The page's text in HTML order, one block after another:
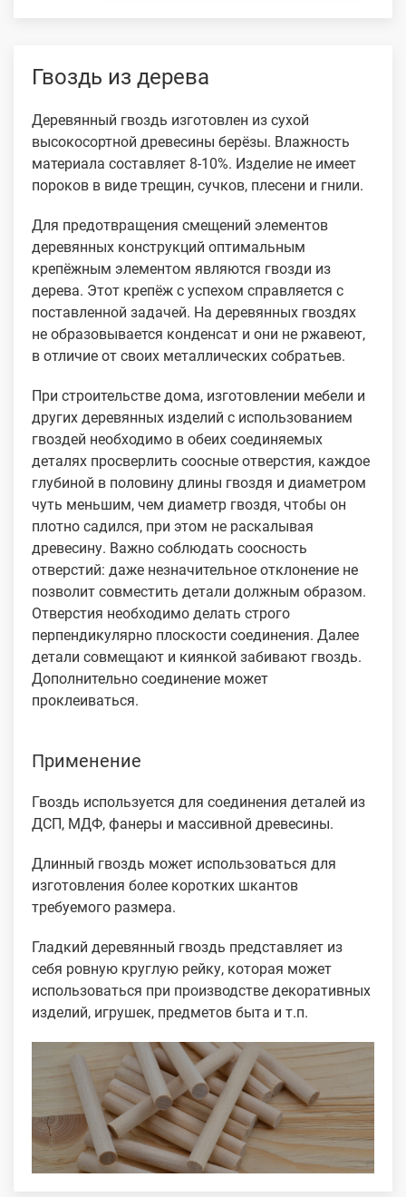
Гвоздь из дерева
Деревянный гвоздь изготовлен из сухой
высокосортной древесины берёзы. Влажность
материала составляет 8-10%. Изделие не имеет
пороков в виде трещин, сучков, плесени и гнили.
Для предотвращения смещений элементов
деревянных конструкций оптимальным
крепёжным элементом являются гвозди из
дерева. Этот крепёж с успехом справляется с
поставленной задачей. На деревянных гвоздях
не образовывается конденсат и они не ржавеют,
в отличие от своих металлических собратьев.
При строительстве дома, изготовлении мебели и
других деревянных изделий с использованием
гвоздей необходимо в обеих соединяемых
деталях просверлить соосные отверстия, каждое
глубиной в половину длины гвоздя и диаметром
чуть меньшим, чем диаметр гвоздя, чтобы он
плотно садился, при этом не раскалывая
древесину. Важно соблюдать соосность
отверстий: даже незначительное отклонение не
позволит совместить детали должным образом.
Отверстия необходимо делать строго
перпендикулярно плоскости соединения. Далее
детали совмещают и киянкой забивают гвоздь.
Дополнительно соединение может
проклеиваться.
Применение
Гвоздь используется для соединения деталей из
ДСП, МДФ, фанеры и массивной древесины.
Длинный гвоздь может использоваться для
изготовления более коротких шкантов
требуемого размера.
Гладкий деревянный гвоздь представляет из
себя ровную круглую рейку, которая может
использоваться при производстве декоративных
изделий, игрушек, предметов быта и т.п.